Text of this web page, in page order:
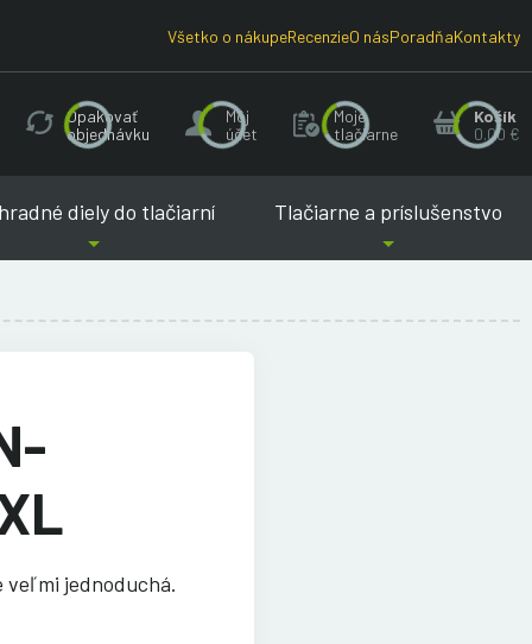
Všetko o nákupeRecenzieO násPoradňaKontakty
Opakovať
objednávku
Môj
účet
Moje
tlačiarne
Košík
0.00 €
diely do tlačiarní Tlačiarne a príslušenstvo
veľmi jednoduchá.